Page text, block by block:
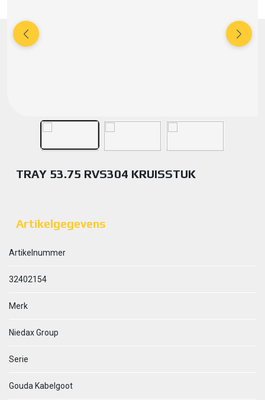
TRAY 53.75 RVS304 KRUISSTUK
Artikelgegevens
Artikelnummer
32402154
Merk
Niedax Group
Serie
Gouda Kabelgoot